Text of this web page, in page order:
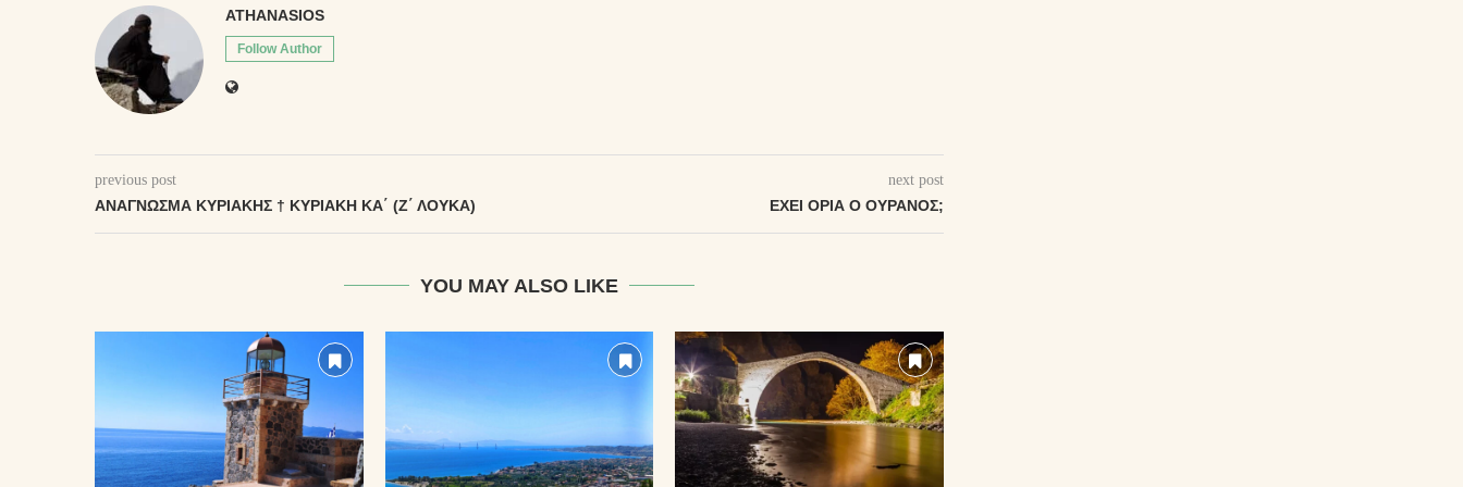
ATHANASIOS
Follow Author
previous post
ΑΝΆΓΝΩΣΜΑ ΚΥΡΙΑΚΉΣ † ΚΥΡΙΑΚΗ ΚΑ΄ (Ζ΄ ΛΟΥΚΑ)
next post
ΈΧΕΙ ΌΡΙΑ Ο ΟΥΡΑΝΌΣ;
YOU MAY ALSO LIKE